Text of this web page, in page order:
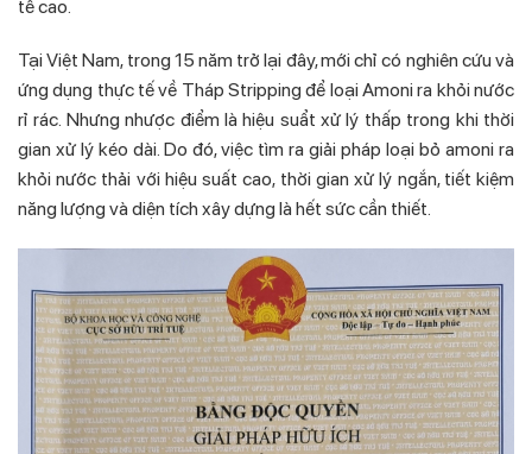
tế cao.
Tại Việt Nam, trong 15 năm trở lại đây, mới chỉ có nghiên cứu và
ứng dụng thực tế về Tháp Stripping để loại Amoni ra khỏi nước
rỉ rác. Nhưng nhược điểm là hiệu suẩt xử lý thấp trong khi thời
gian xử lý kéo dài. Do đó, việc tìm ra giải pháp loại bỏ amoni ra
khỏi nước thải với hiệu suất cao, thời gian xử lý ngắn, tiết kiệm
năng lượng và diện tích xây dựng là hết sức cần thiết.